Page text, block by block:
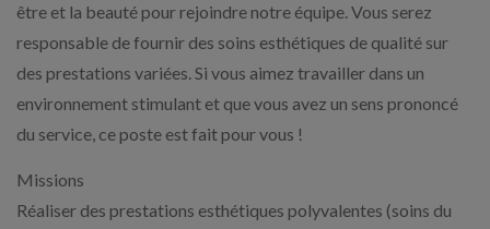
être et la beauté pour rejoindre notre équipe. Vous serez
responsable de fournir des soins esthétiques de qualité sur
des prestations variées. Si vous aimez travailler dans un
environnement stimulant et que vous avez un sens prononcé
du service, ce poste est fait pour vous !
Missions
Réaliser des prestations esthétiques polyvalentes (soins du